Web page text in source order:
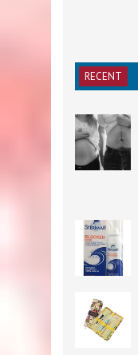
RECENT